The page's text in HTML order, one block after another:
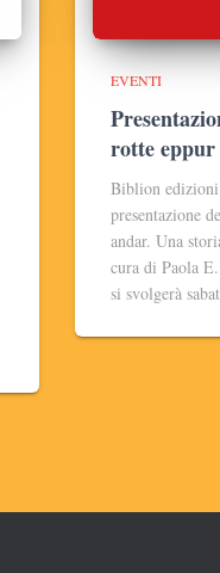
EVENTI
rotte eppur
Biblion
presentazione
andar. Una
cura di Paola
si svolgerà